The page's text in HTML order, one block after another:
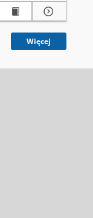
Więcej